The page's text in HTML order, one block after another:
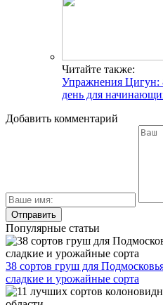
Читайте также:
Упражнения Цигун:
день для
Добавить комментарий
Популярные статьи
38 сортов груш для
сладкие и урожайные сорта